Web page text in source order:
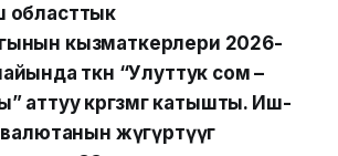
областтык
кызматкерлери 2026-
өткөн “Улуттук сом –
аттуу көргөзмөгө катышты. Иш-
жүгүртүүгө